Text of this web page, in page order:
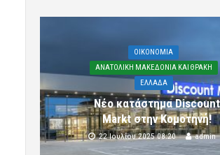
OIKONOMIA
ΑΝΑΤΟΛΙΚΗ ΜΑΚΕΔΟΝΙΑ ΚΑΙ ΘΡΑΚΗ
ΕΛΛΑΔΑ
Νέο κατάστημα Discount
Markt στην Κομοτηνή!
22 Ιουλίου 2025 08:20 admin